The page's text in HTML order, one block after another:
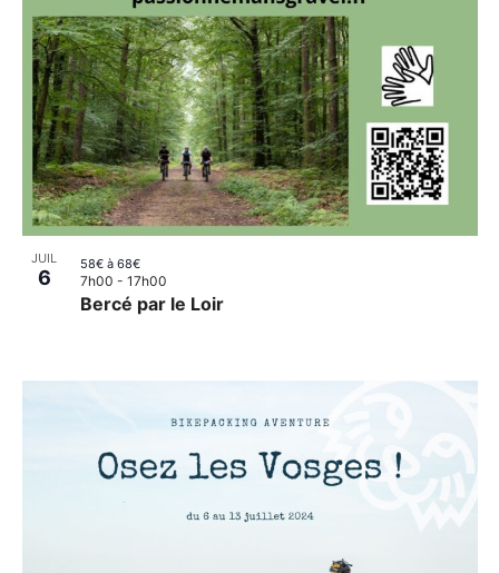
JUIL
6
Bercé par le Loir
7h00 - 17h00
58€ à 68€